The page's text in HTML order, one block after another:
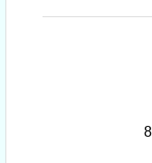
8月より皆様